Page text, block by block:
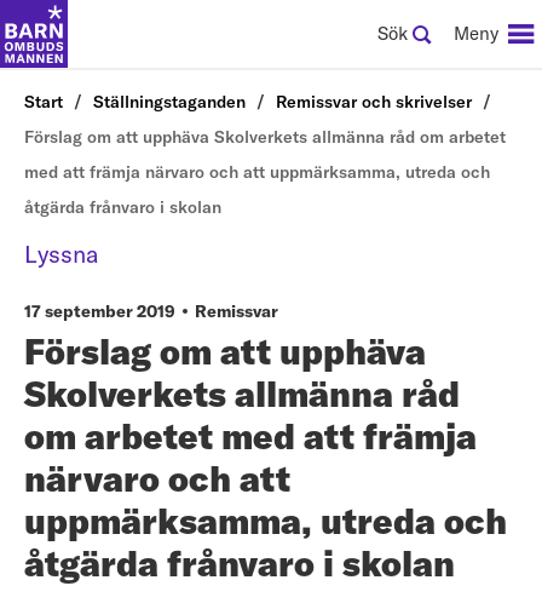
Sök Meny
Start Ställningstaganden
Remissvar och skrivelser
Förslag om att upphäva Skolverkets allmänna råd om arbetet
med att främja närvaro och att uppmärksamma, utreda och
åtgärda frånvaro i skolan
Lyssna
17 september 2019 Remissvar
Förslag om att upphäva
Skolverkets allmänna råd
om arbetet med att främja
närvaro och att
uppmärksamma, utreda och
åtgärda frånvaro i skolan